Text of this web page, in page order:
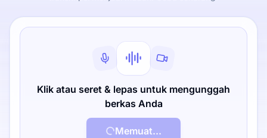
Klik atau seret & lepas untuk mengunggah
berkas Anda
Memuat...